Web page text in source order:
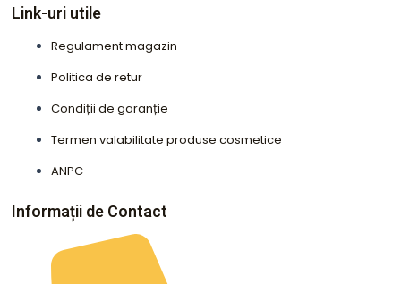
Link-uri utile
Regulament magazin
Politica de retur
Condiții de garanție
Termen valabilitate produse cosmetice
ANPC
Informații de Contact